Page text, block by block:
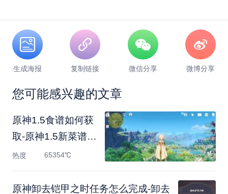
生成海报 复制链接 微信分享 微博分享
您可能感兴趣的文章
原神1.5食谱如何获
取-原神1.5新菜谱获
取方法攻略
热度 65354℃
原神卸去铠甲之时任务怎么完成-卸去